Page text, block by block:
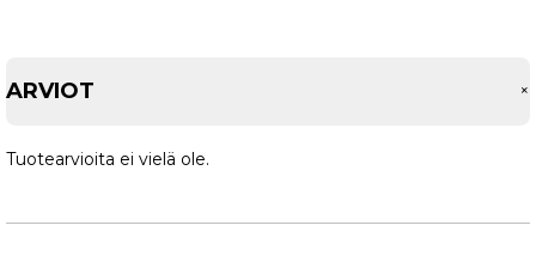
ARVIOT +
Tuotearvioita ei vielä ole.